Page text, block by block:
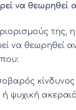
να θεωρηθεί
της,
να θεωρηθεί
κίνδυνος
ψυχική